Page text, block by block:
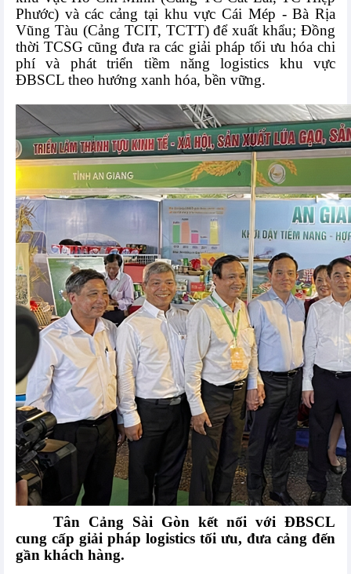
Phước) và các cảng tại khu vực Cái Mép - Bà Rịa
Vũng Tàu (Cảng TCIT, TCTT) để xuất khẩu; Đồng
thời TCSG cũng đưa ra các giải pháp tối ưu hóa chi
phí và phát triển tiềm năng logistics khu vực
ĐBSCL theo hướng xanh hóa, bền vững.
Tân Cảng Sài Gòn kết nối với ĐBSCL
cung cấp giải pháp logistics tối ưu, đưa cảng đến
gần khách hàng.